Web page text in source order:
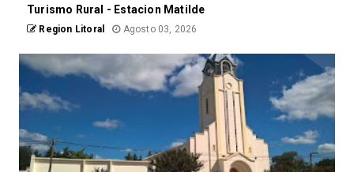
Turismo Rural - Estacion Matilde
Region Litoral Agosto 03, 2026